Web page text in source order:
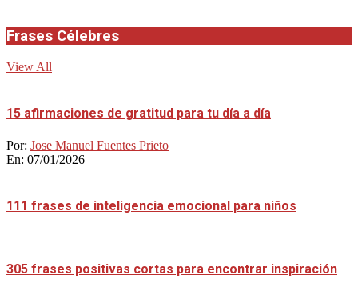
Frases Célebres
View All
15 afirmaciones de gratitud para tu día a día
Por: Jose Manuel Fuentes Prieto
En: 07/01/2026
111 frases de inteligencia emocional para niños
305 frases positivas cortas para encontrar inspiración